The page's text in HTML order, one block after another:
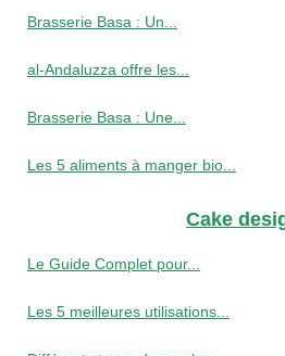
Brasserie Basa : Un...
al-Andaluzza offre les...
Brasserie Basa : Une...
Les 5 aliments à manger bio...
Cake
Le Guide Complet pour...
Les 5 meilleures utilisations...